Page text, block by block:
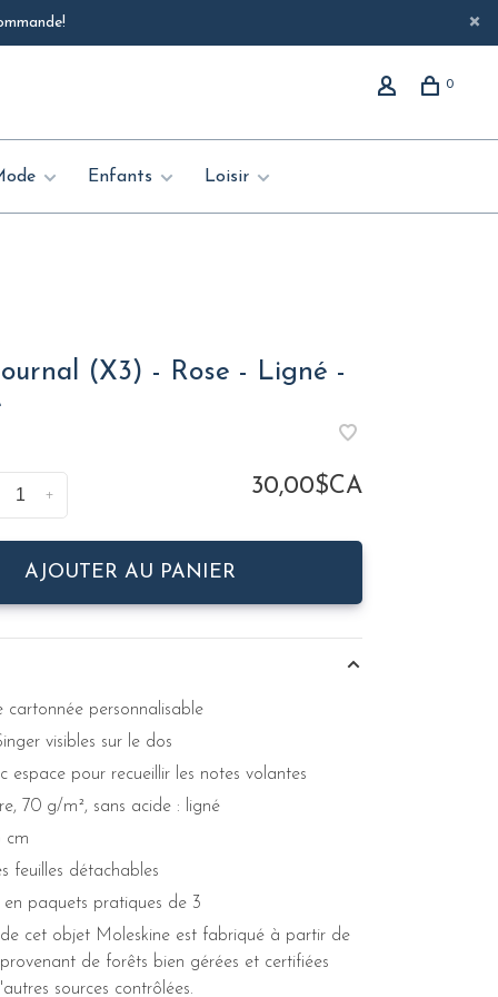
0
Enfants Loisir
(X3) - Rose - Ligné -
+ 30,00$CA
AJOUTER AU PANIER
cartonnée personnalisable
visibles sur le dos
espace pour recueillir les notes volantes
70 g/m², sans acide : ligné
cm
feuilles détachables
en paquets pratiques de 3
cet objet Moleskine est fabriqué à partir de
de forêts bien gérées et certifiées
sources contrôlées.